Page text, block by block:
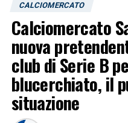
CALCIOMERCATO
Calciomercato
nuova
club di Serie B
blucerchiato, il
situazione